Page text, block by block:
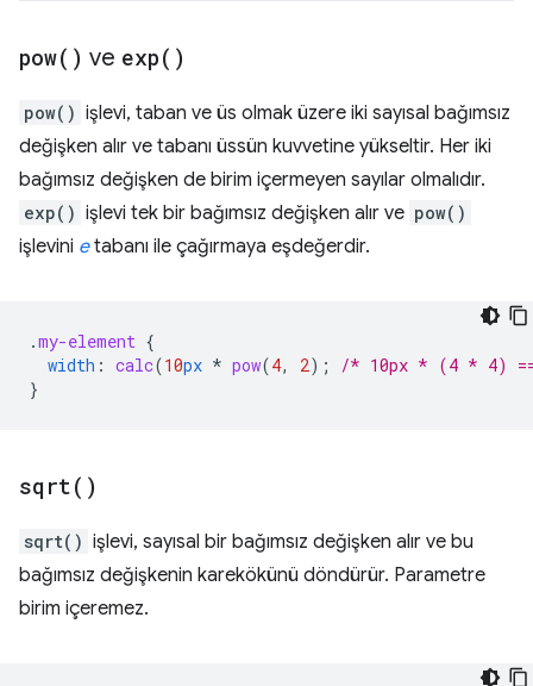
pow( ) ve exp( )
pow() işlevi, taban ve üs olmak üzere iki sayısal bağımsız
değişken alır ve tabanı üssün kuvvetine yükseltir. Her iki
bağımsız değişken de birim içermeyen sayılar olmalıdır.
exp() işlevi tek bir bağımsız değişken alır ve pow()
işlevini etabanı ile çağırmaya eşdeğerdir.
.my-element {
width : calc(10px * pow(4, 2) ;
/* 10px * (4 * 4)
}
sqrt( )
sqrt() işlevi, sayısal bir bağımsız değişken alır ve bu
bağımsız değişkenin karekökünü döndürür. Parametre
birim içeremez.